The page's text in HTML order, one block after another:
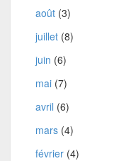
août (3)
juillet (8)
juin (6)
mai (7)
avril (6)
mars (4)
février (4)